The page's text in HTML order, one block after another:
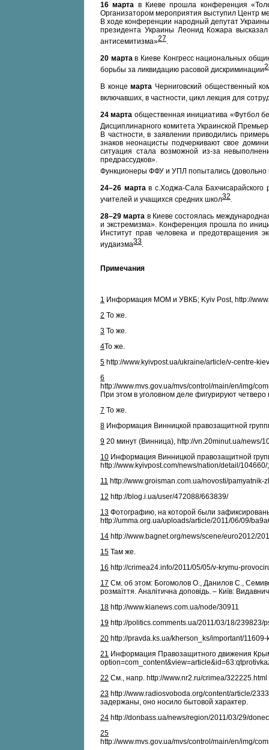
16 марта в Киеве прошла конференция
Организатором мероприятия выступил Центр
В ходе конференции народный депутат
президента Украины Леонид Кожара
антисемитизма»27.
20 мартав Киеве Конгресс национальных
борьбы за ликвидацию расовой дискриминации
В концемарта Черниговский общественный
включавших, в частности, цикл лекция для
24 марта общественная инициатива «Футбол
Дисциплинарного комитета Украинской
В частности, в заявлении приводились
знаков неонацисты подчеркивают свое
ситуация стала возможной из-за
предрассудков».
Функционеры ФФУ и УПЛ попытались (довольно
24–26 мартав с.Ходжа-Сала Бахчисарайского
учителей и учащихся средних школ32.
28–29 марта в Киеве состоялась
и экстремизма». Конференция прошла по
Институт прав человека и предотвращения
иудаизма33.
Примечания
1 Информация МОМ и УВКБ; Kyiv Post, http://
2 То же.
3 То же.
4То же.
5 http://www.kyivpost.ua/ukraine/article/v-centre-
6
http://www.mvs.gov.ua/mvs/control/main/en/img/
При этом в уголовном деле фигурируют
7 То же.
8 Информация Винницкой правозащитной
9 20 минут (Винница), http://vn.20minut.ua/news/
10 Информация Винницкой правозащитной
http://www.kyivpost.com/news/nation/detail/104660/;
11 http://www.groisman.com.ua/novosti/
12 http://blog.i.ua/user/472088/663839/
13 Фотографию, на которой были
http://umma.org.ua/uploads/article/2011/06/09/
14 http://www.bagnet.org/news/scene/euro2012/
15 Там же.
16 http://crimea24.info/2011/05/05/v-krymu-
17 См. об этом: Богомолов О., Данилов С.,
розмаїття. Аналітична доповідь. – Київ:
18 http://www.kianews.com.ua/node/30911
19 http://politics.comments.ua/2011/03/18/
20 http://pravda.ks.ua/kherson_ks/important/
21 Информация Правозащитного движения
22 См., напр. http://www.nr2.ru/crimea/322225.html
23 http://www.radiosvoboda.org/content/article/
задержаны, оно носило бытовой характер.
24 http://donbass.ua/news/region/2011/03/29/
25
http://www.mvs.gov.ua/mvs/control/main/en/img/